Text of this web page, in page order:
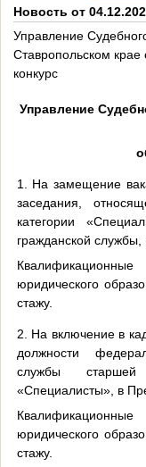
Новость от
Управление
Ставропольском крае
конкурс
Управление
1. На замещение
заседания,
категории
гражданской службы,
юридического
стажу.
2. На включение в
должности
службы старшей
«Специалисты», в
юридического
стажу.